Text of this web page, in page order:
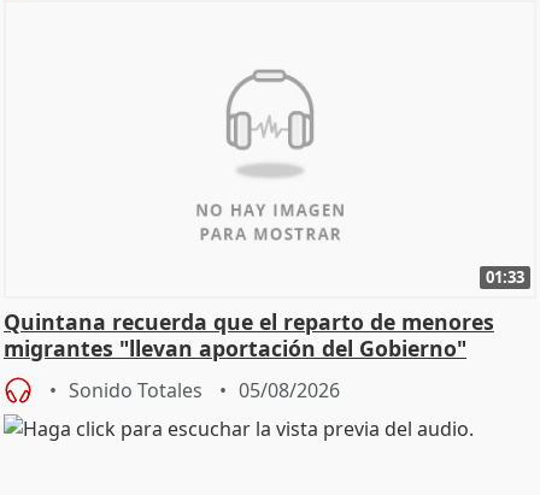
01:33
Quintana recuerda que el reparto de menores
migrantes "llevan aportación del Gobierno"
central
Sonido Totales 05/08/2026